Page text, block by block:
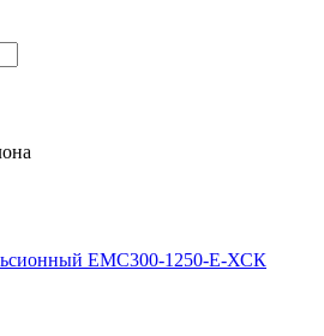
ЕМС300-1250-Е-ХСК